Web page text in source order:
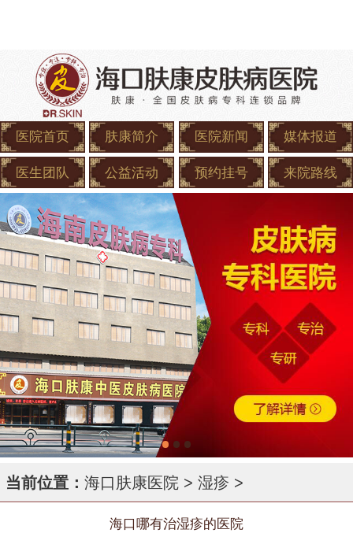
医院首页 肤康简介 医院新闻 媒体报道
医生团队 公益活动 预约挂号 来院路线
当前位置： 海口肤康医院 > 湿疹 >
海口哪有治湿疹的医院